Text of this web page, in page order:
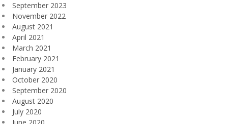
September 2023
November 2022
August 2021
April 2021
March 2021
February 2021
January 2021
October 2020
September 2020
August 2020
July 2020